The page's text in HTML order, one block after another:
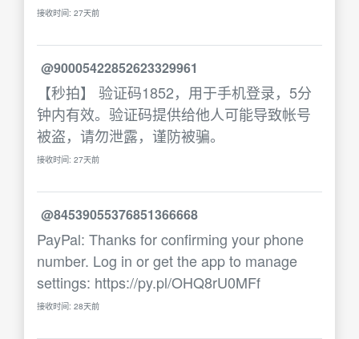
接收时间: 27天前
@90005422852623329961
【秒拍】 验证码1852，用于手机登录，5分
钟内有效。验证码提供给他人可能导致帐号
被盗，请勿泄露，谨防被骗。
接收时间: 27天前
@84539055376851366668
PayPal: Thanks for confirming your phone
number. Log in or get the app to manage
settings: https://py.pl/OHQ8rU0MFf
接收时间: 28天前